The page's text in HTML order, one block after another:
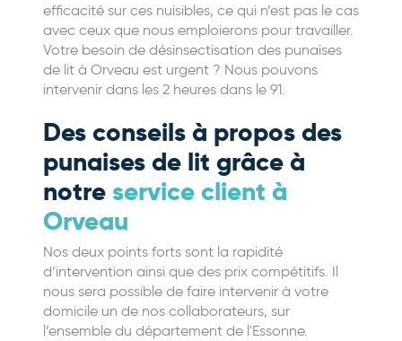
efficacité sur ces nuisibles, ce qui n’est pas le cas
avec ceux que nous emploierons pour travailler.
Votre besoin de désinsectisation des punaises
de lit à Orveau est urgent ? Nous pouvons
intervenir dans les 2 heures dans le 91.
Des conseils à propos des
punaises de lit grâce à
notre service client à
Orveau
Nos deux points forts sont la rapidité
d’intervention ainsi que des prix compétitifs. Il
nous sera possible de faire intervenir à votre
domicile un de nos collaborateurs, sur
l’ensemble du département de l'Essonne.